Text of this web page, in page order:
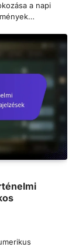
a napi